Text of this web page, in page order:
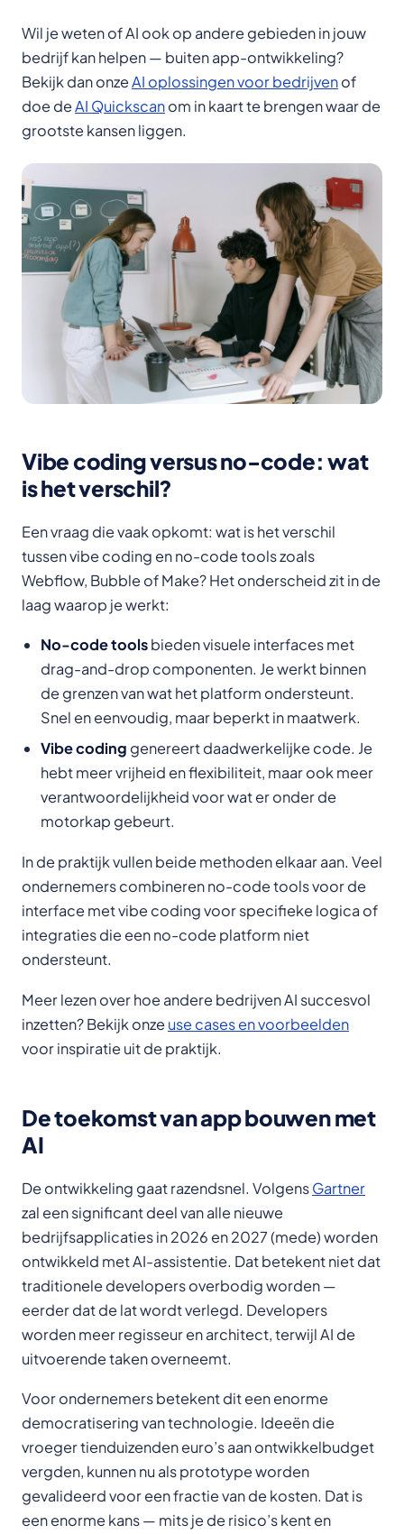
Wil je weten of AI ook op andere gebieden in jouw
bedrijf kan helpen — buiten app-ontwikkeling?
Bekijk dan onzeAI oplossingen voor bedrijvenof
doe deAI Quickscanom in kaart te brengen waar de
grootste kansen liggen.
Vibe coding versus no-code: wat
is het verschil?
Een vraag die vaak opkomt: wat is het verschil
tussen vibe coding en no-code tools zoals
Webflow, Bubble of Make? Het onderscheid zit in de
laag waarop je werkt:
No-code toolsbieden visuele interfaces met
drag-and-drop componenten. Je werkt binnen
de grenzen van wat het platform ondersteunt.
Snel en eenvoudig, maar beperkt in maatwerk.
Vibe coding genereert daadwerkelijke code. Je
hebt meer vrijheid en flexibiliteit, maar ook meer
verantwoordelijkheid voor wat er onder de
motorkap gebeurt.
In de praktijk vullen beide methoden elkaar aan. Veel
ondernemers combineren no-code tools voor de
interface met vibe coding voor specifieke logica of
integraties die een no-code platform niet
ondersteunt.
Meer lezen over hoe andere bedrijven AI succesvol
inzetten? Bekijk onzeuse cases en voorbeelden
voor inspiratie uit de praktijk.
De toekomst van app bouwen met
AI
De ontwikkeling gaat razendsnel. VolgensGartner
zal een significant deel van alle nieuwe
bedrijfsapplicaties in 2026 en 2027 (mede) worden
ontwikkeld met AI-assistentie. Dat betekent niet dat
traditionele developers overbodig worden —
eerder dat de lat wordt verlegd. Developers
worden meer regisseur en architect, terwijl AI de
uitvoerende taken overneemt.
Voor ondernemers betekent dit een enorme
democratisering van technologie. Ideeën die
vroeger tienduizenden euro’s aan ontwikkelbudget
vergden, kunnen nu als prototype worden
gevalideerd voor een fractie van de kosten. Dat is
een enorme kans — mits je de risico’s kent en